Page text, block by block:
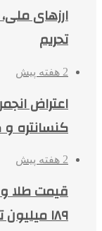
ارزهای
تحریم
2 هفته پیش
اعتراض
کنسانتره
2 هفته پیش
قیمت طلا
۱۸۹ میلیون تومان